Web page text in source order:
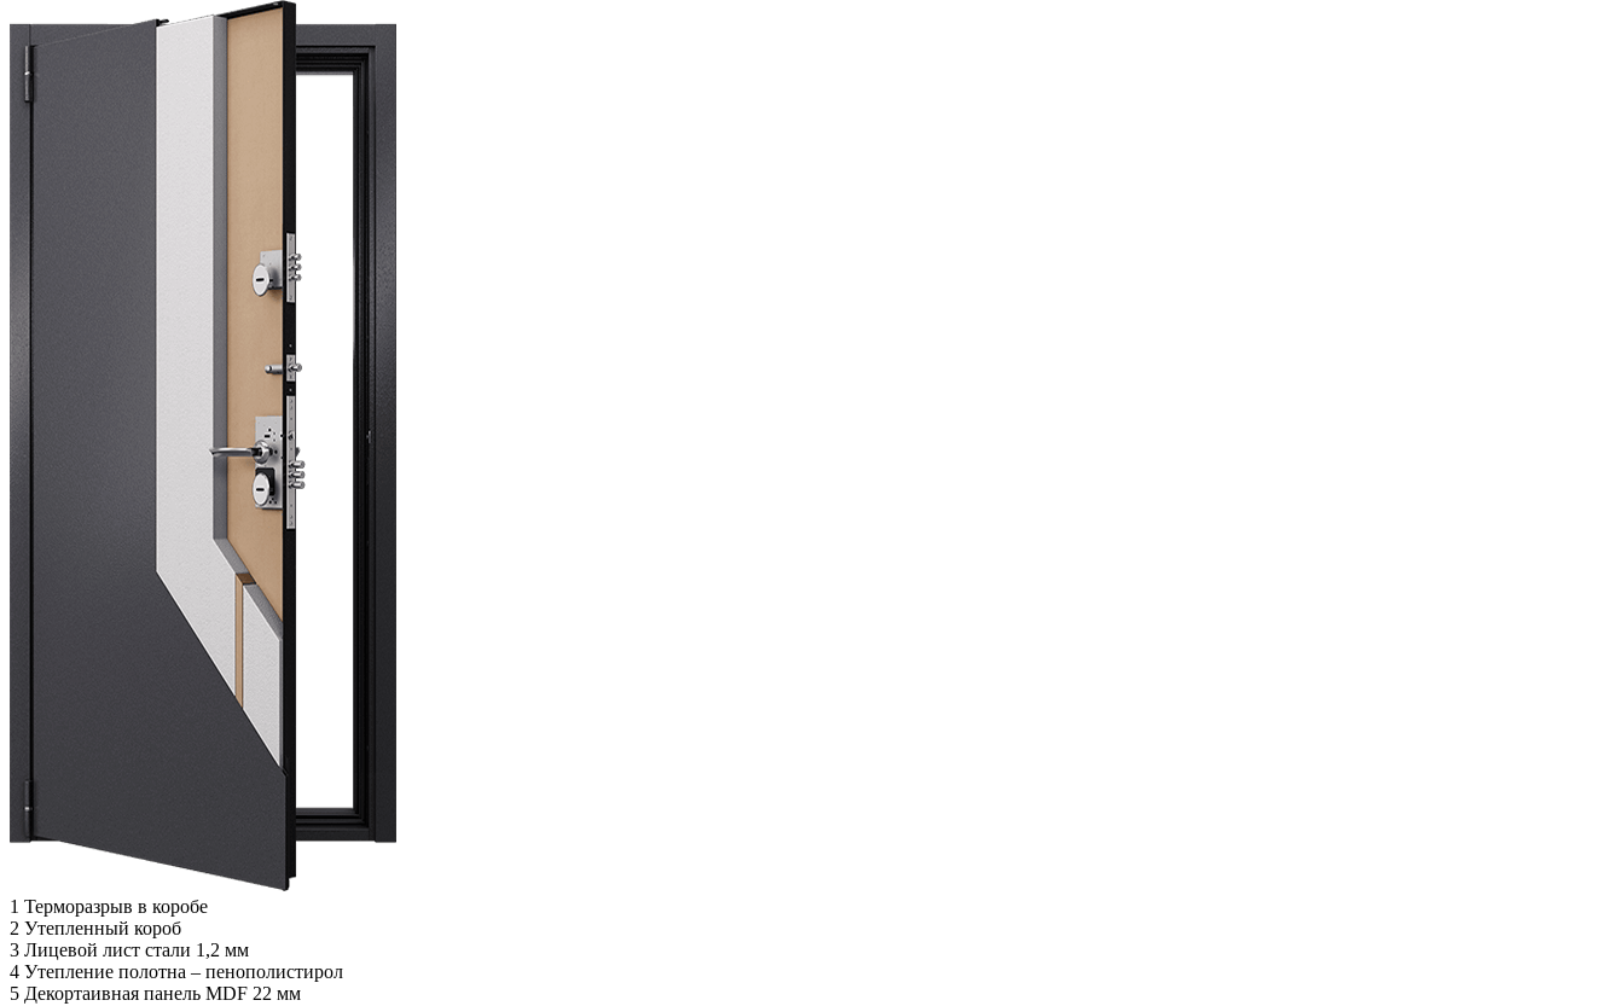
1 Терморазрыв в коробе
2 Утепленный короб
3 Лицевой лист стали 1,2 мм
4 Утепление полотна – пенополистирол
5 Декортаивная панель MDF 22 мм